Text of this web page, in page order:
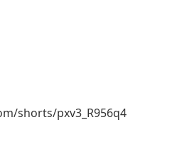
shorts/pxv3_R956q4